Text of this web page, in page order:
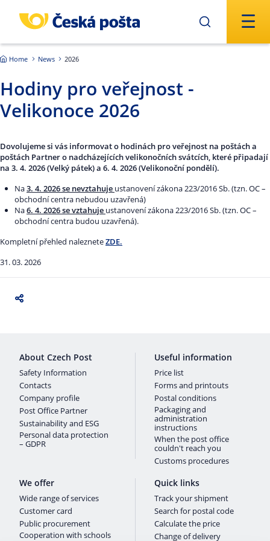
Home News 2026
Hodiny pro veřejnost -
Velikonoce 2026
Dovolujeme si vás informovat o hodinách pro veřejnost na poštách a
poštách Partner o nadcházejících velikonočních svátcích, které připadají
na 3. 4. 2026(Velký pátek) a 6. 4. 2026(Velikonoční pondělí).
Na3. 4. 2026 se nevztahuje ustanovení zákona 223/2016 Sb. (tzn. OC –
obchodní centra nebudou uzavřená)
Na6. 4. 2026 se vztahuje ustanovení zákona 223/2016 Sb. (tzn. OC –
obchodní centra budou uzavřená).
Kompletní přehled nalezneteZDE.
31. 03. 2026
About Czech Post
Safety Information
Contacts
Company profile
Post Office Partner
Sustainability and ESG
Personal data protection
– GDPR
Useful information
Price list
Forms and printouts
Postal conditions
Packaging and
administration
instructions
When the post office
couldn't reach you
Customs procedures
We offer
Wide range of services
Customer card
Public procurement
Cooperation with schools
Quick links
Track your shipment
Search for postal code
Calculate the price
Change of delivery